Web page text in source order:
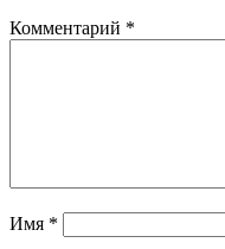
Комментарий *
Имя *